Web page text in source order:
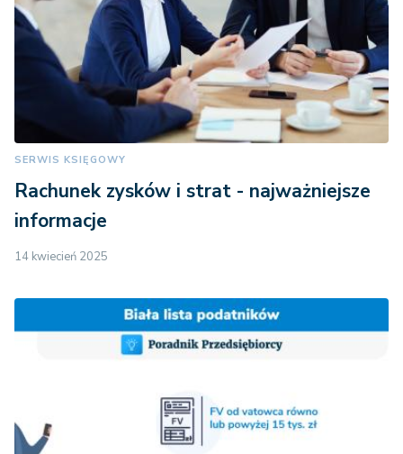
SERWIS KSIĘGOWY
Rachunek zysków i strat - najważniejsze
informacje
14 kwiecień 2025